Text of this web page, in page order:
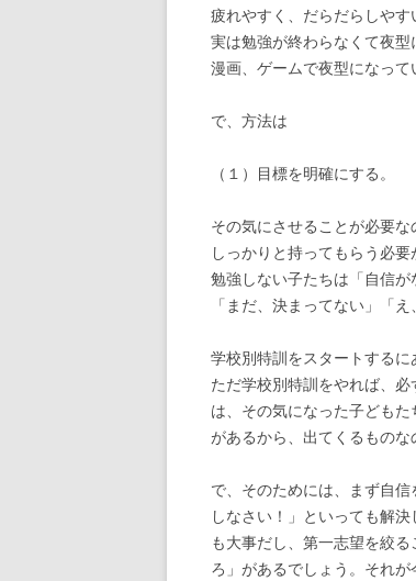
疲れやすく、だらだらしや
実は勉強が終わらなくて夜
漫画、ゲームで夜型になって
で、方法は
（１）目標を明確にする。
その気にさせることが必要
しっかりと持ってもらう必要
勉強しない子たちは「自信が
「まだ、決まってない」「
学校別特訓をスタートするに
ただ学校別特訓をやれば、
は、その気になった子ども
があるから、出てくるものな
で、そのためには、まず自
しなさい！」といっても解
も大事だし、第一志望を絞
ろ」があるでしょう。それ